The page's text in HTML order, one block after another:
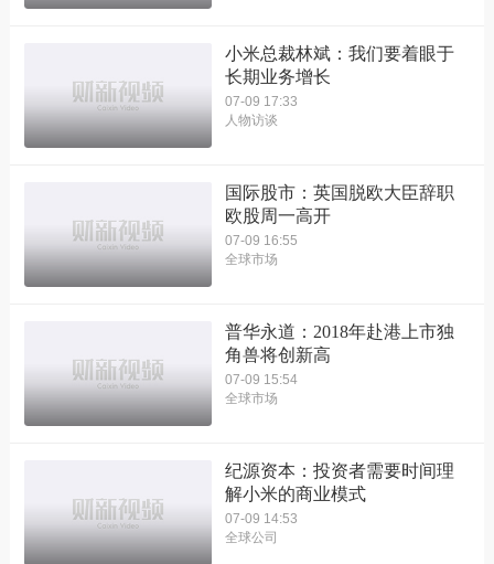
小米总裁林斌：我们要着眼于
长期业务增长
07-09 17:33
人物访谈
国际股市：英国脱欧大臣辞职
欧股周一高开
07-09 16:55
全球市场
普华永道：2018年赴港上市独
角兽将创新高
07-09 15:54
全球市场
纪源资本：投资者需要时间理
解小米的商业模式
07-09 14:53
全球公司